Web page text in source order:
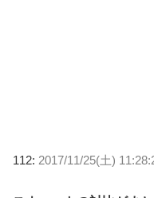
112: 2017/11/25(土)